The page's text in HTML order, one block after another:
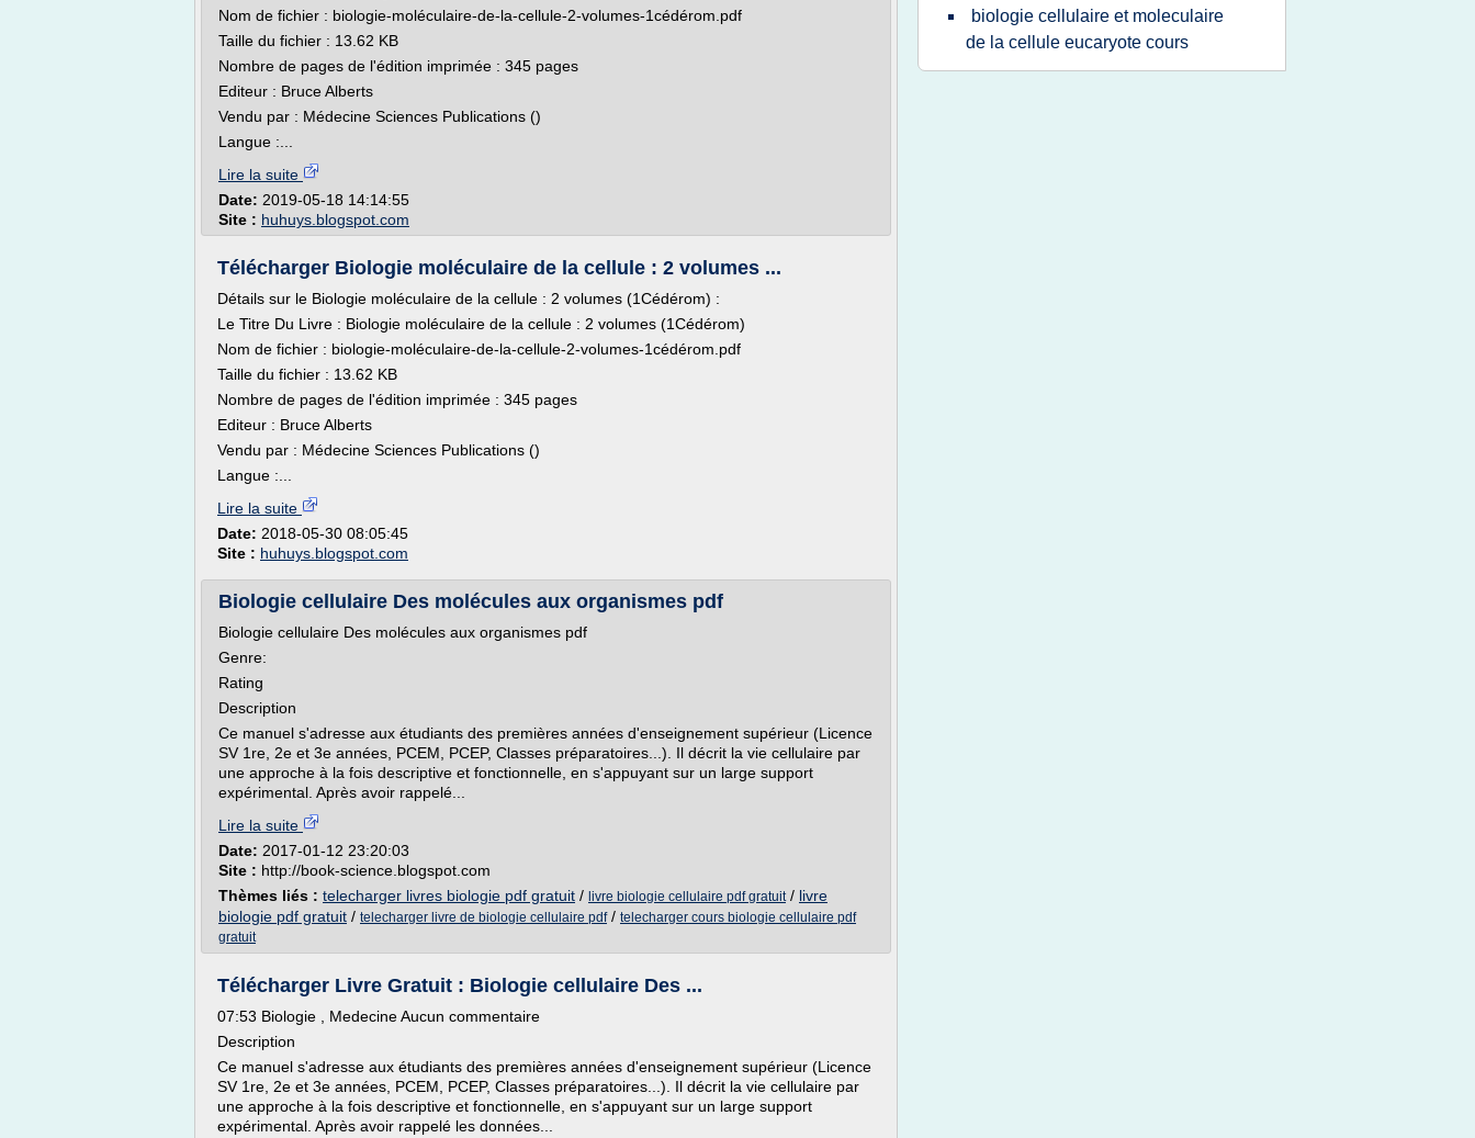
Nom de fichier : biologie-moléculaire-de-la-cellule-2-volumes-1cédérom.pdf
Taille du fichier : 13.62 KB
Nombre de pages de l'édition imprimée : 345 pages
Editeur : Bruce Alberts
Vendu par : Médecine Sciences Publications ()
Langue :...
Lire la suite
Date: 2019-05-18 14:14:55
Site : huhuys.blogspot.com
Télécharger Biologie moléculaire de la cellule : 2 volumes ...
Détails sur le Biologie moléculaire de la cellule : 2 volumes (1Cédérom) :
Le Titre Du Livre : Biologie moléculaire de la cellule : 2 volumes (1Cédérom)
Nom de fichier : biologie-moléculaire-de-la-cellule-2-volumes-1cédérom.pdf
Taille du fichier : 13.62 KB
Nombre de pages de l'édition imprimée : 345 pages
Editeur : Bruce Alberts
Vendu par : Médecine Sciences Publications ()
Langue :...
Lire la suite
Date: 2018-05-30 08:05:45
Site : huhuys.blogspot.com
Biologie cellulaire Des molécules aux organismes pdf
Biologie cellulaire Des molécules aux organismes pdf
Genre:
Rating
Description
Ce manuel s'adresse aux étudiants des premières années d'enseignement supérieur (Licence
SV 1re, 2e et 3e années, PCEM, PCEP, Classes préparatoires...). Il décrit la vie cellulaire par
une approche à la fois descriptive et fonctionnelle, en s'appuyant sur un large support
expérimental. Après avoir rappelé...
Lire la suite
Date: 2017-01-12 23:20:03
Site : http://book-science.blogspot.com
Thèmes liés : telecharger livres biologie pdf gratuit / livre biologie cellulaire pdf gratuit/ livre
biologie pdf gratuit / telecharger livre de biologie cellulaire pdf/ telecharger cours biologie cellulaire pdf
gratuit
Télécharger Livre Gratuit : Biologie cellulaire Des ...
07:53 Biologie , Medecine Aucun commentaire
Description
Ce manuel s'adresse aux étudiants des premières années d'enseignement supérieur (Licence
SV 1re, 2e et 3e années, PCEM, PCEP, Classes préparatoires...). Il décrit la vie cellulaire par
une approche à la fois descriptive et fonctionnelle, en s'appuyant sur un large support
expérimental. Après avoir rappelé les données...
biologie cellulaire et moleculaire
de la cellule eucaryote cours